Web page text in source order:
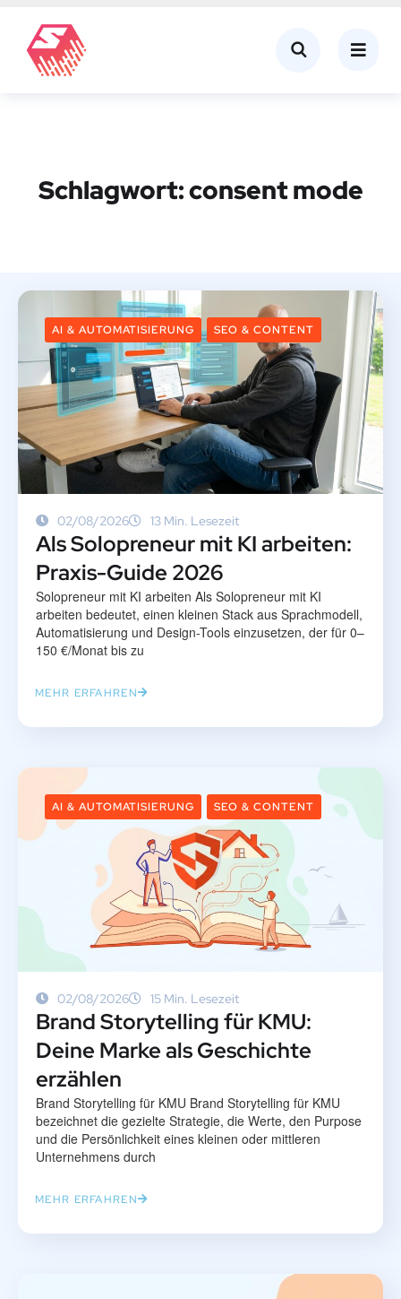
Schlagwort:consent mode
AI & AUTOMATISIERUNG SEO & CONTENT
02/08/2026 13 Min. Lesezeit
Als Solopreneur mit KI arbeiten:
Praxis-Guide 2026
Solopreneur mit KI arbeiten Als Solopreneur mit KI
arbeiten bedeutet, einen kleinen Stack aus Sprachmodell,
Automatisierung und Design-Tools einzusetzen, der für 0–
150 €/Monat bis zu
MEHR ERFAHREN
AI & AUTOMATISIERUNG SEO & CONTENT
02/08/2026 15 Min. Lesezeit
Brand Storytelling für KMU:
Deine Marke als Geschichte
erzählen
Brand Storytelling für KMU Brand Storytelling für KMU
bezeichnet die gezielte Strategie, die Werte, den Purpose
und die Persönlichkeit eines kleinen oder mittleren
Unternehmens durch
MEHR ERFAHREN